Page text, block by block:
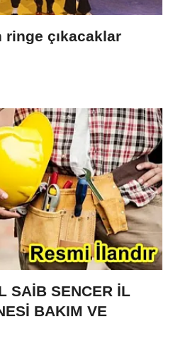
çıkacaklar
SAİB SENCER İL
BAKIM VE